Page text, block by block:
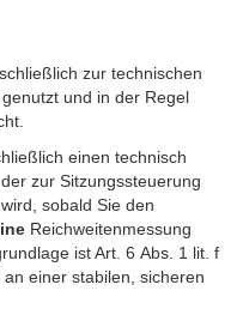
zur technischen
und in der Regel
einen technisch
, der zur Sitzungssteuerung
sobald Sie den
Reichweitenmessung
ist Art. 6 Abs. 1 lit. f
einer stabilen, sicheren